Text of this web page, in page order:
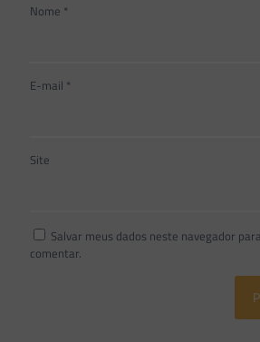
Nome *
E-mail *
Site
Salvar meus dados neste navegador
comentar.